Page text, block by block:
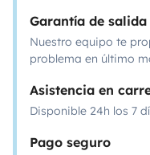
Garantía de salida
Nuestro equipo te
problema en último
Asistencia en
Disponible 24h los 7
Pago seguro